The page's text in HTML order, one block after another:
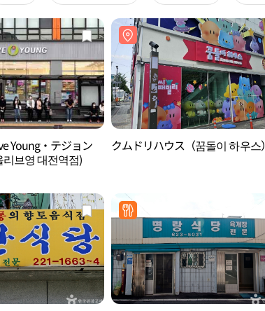
Young・テジョン
리브영 대전역점)
クムドリハウス（꿈돌이 하우스）